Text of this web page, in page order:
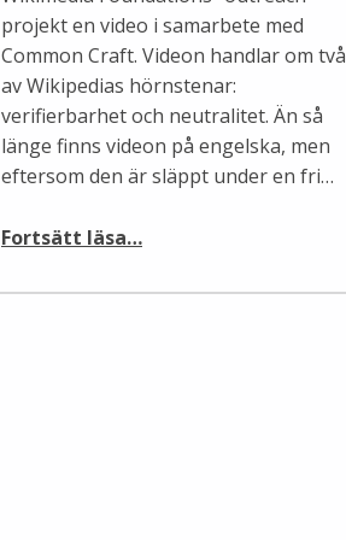
projekt en video i samarbete med
Common Craft. Videon handlar om två
av Wikipedias hörnstenar:
verifierbarhet och neutralitet. Än så
länge finns videon på engelska, men
eftersom den är släppt under en fri…
Fortsätt läsa…